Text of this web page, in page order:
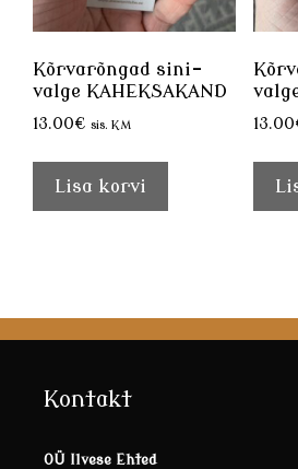
Kõrvarõngad sini-
valge KAHEKSAKAND
13.00€ sis. KM
Lisa korvi
13.00
Kontakt
OÜ Ilvese Ehted